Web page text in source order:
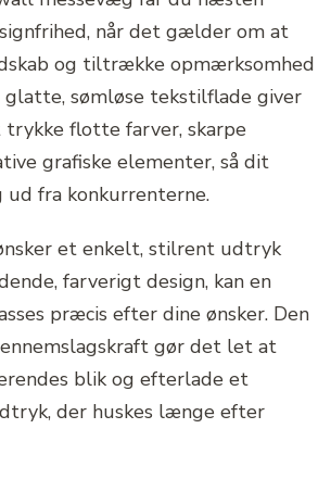
når det gælder om at
og tiltrække opmærksomhed
glatte, sømløse tekstilflade giver
flotte farver, skarpe
grafiske elementer, så dit
ud fra konkurrenterne.
et enkelt, stilrent udtryk
farverigt design, kan en
præcis efter dine ønsker. Den
gør det let at
blik og efterlade et
der huskes længe efter